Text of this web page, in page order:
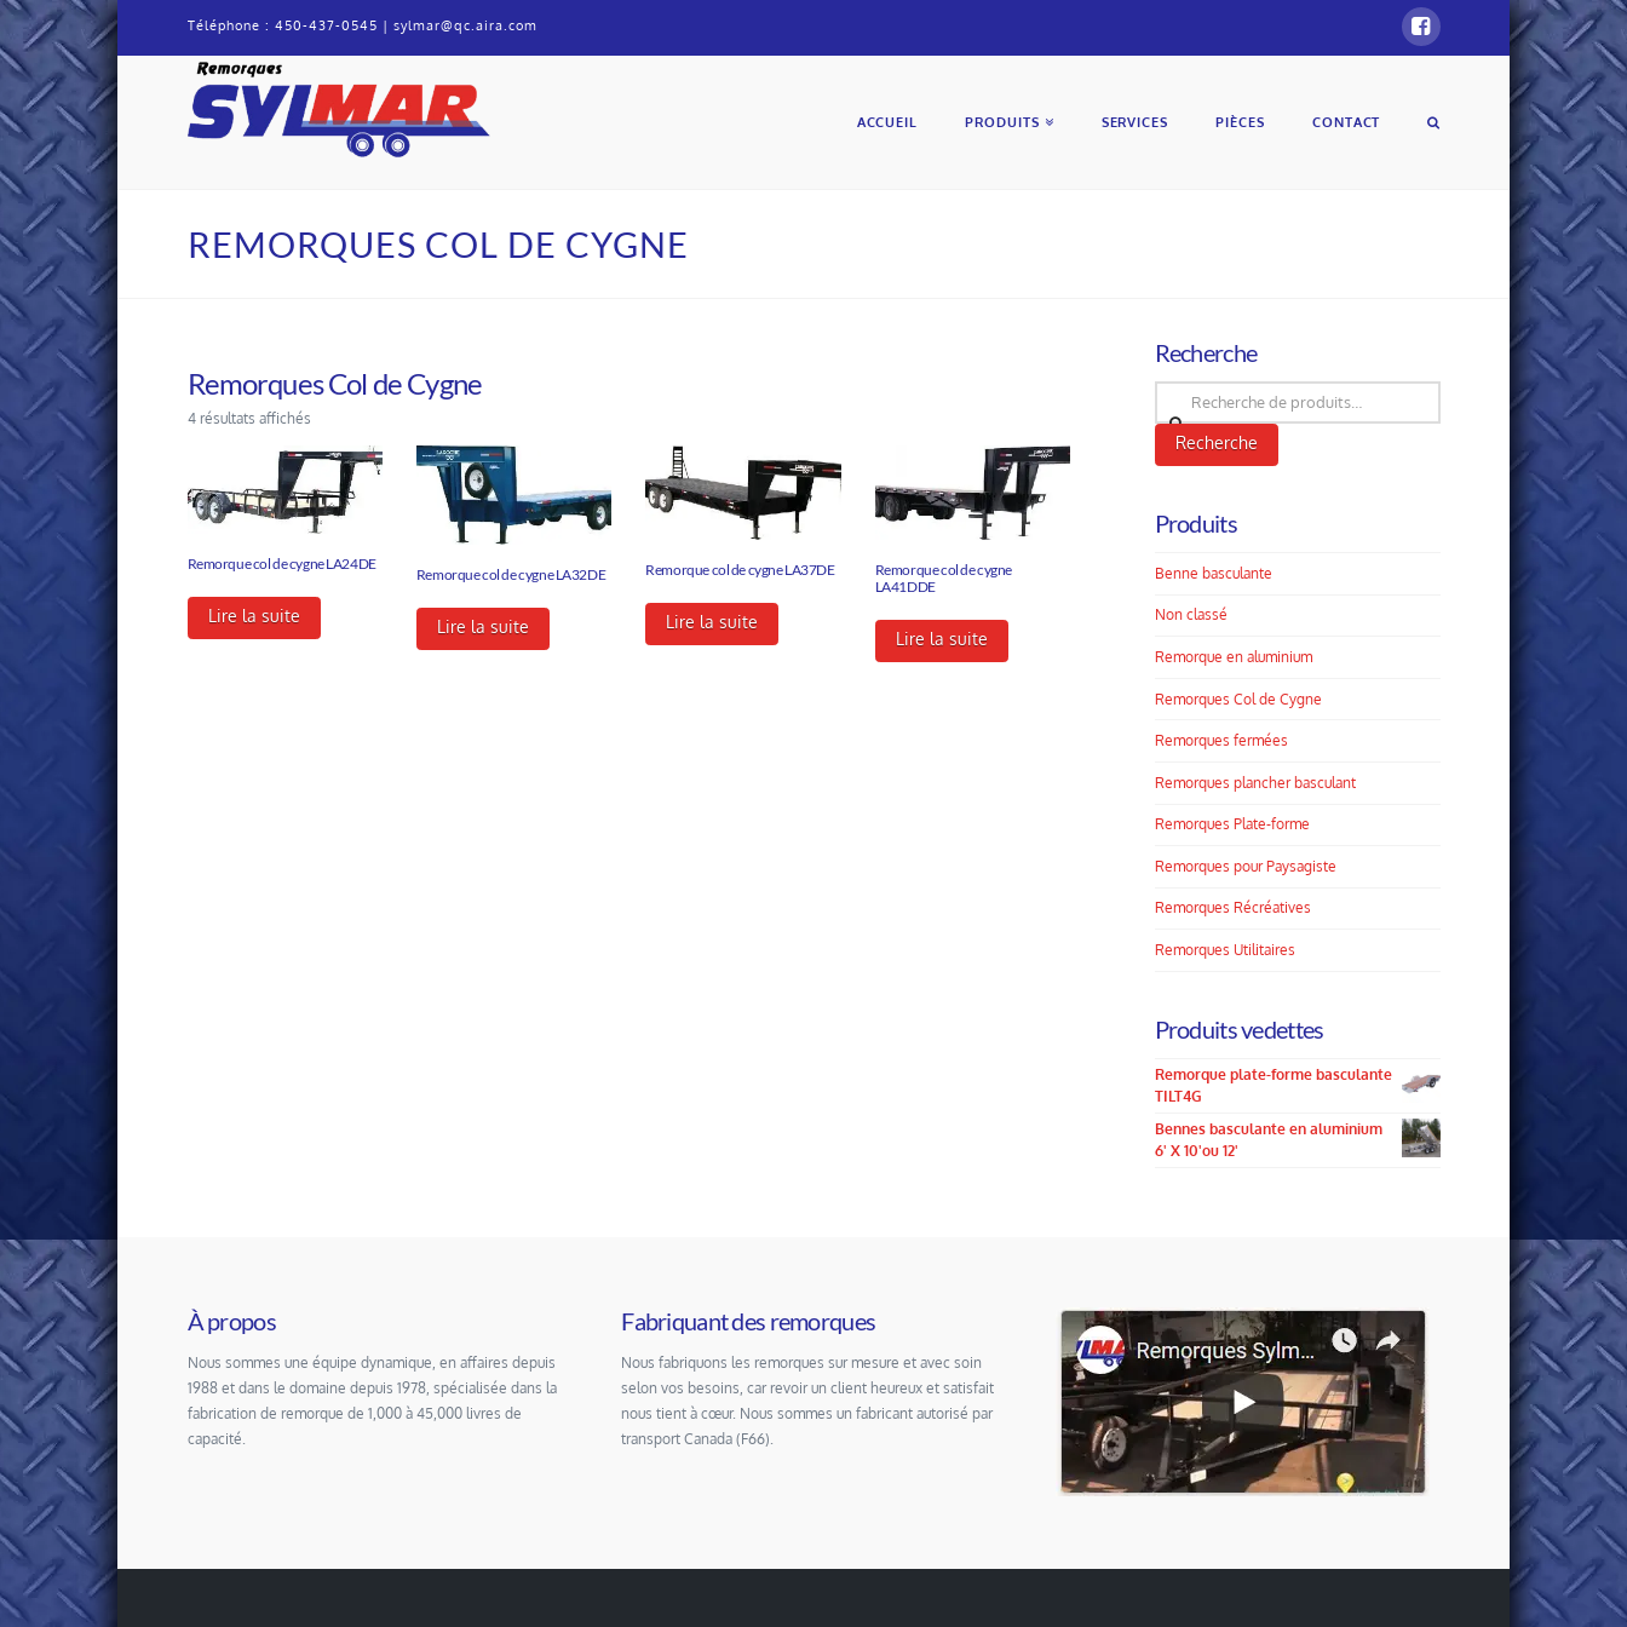
Téléphone : 450-437-0545 | sylmar@qc.aira.com
Remorque
Sylmar
ACCUEIL PRODUITS SERVICES PIÈCES CONTACT
REMORQUES COL DE CYGNE
Remorques Col de Cygne
4 résultats affichés
Remorque col de cygne LA24DE
Lire la suite
Remorque col de cygne LA32DE
Lire la suite
Remorque col de cygne LA37DE
Lire la suite
Remorque col de cygne
LA41DDE
Lire la suite
Recherche
Recherche
pour :
Recherche
Produits
Benne basculante
Non classé
Remorque en aluminium
Remorques Col de Cygne
Remorques fermées
Remorques plancher basculant
Remorques Plate­-forme
Remorques pour Paysagiste
Remorques Récréatives
Remorques Utilitaires
Produits vedettes
Remorque plate-forme basculante
TILT4G
Bennes basculante en aluminium
6' X 10'ou 12'
À propos
Nous sommes une équipe dynamique, en affaires depuis
1988 et dans le domaine depuis 1978, spécialisée dans la
fabrication de remorque de 1,000 à 45,000 livres de
capacité.
Fabriquant des remorques
Nous fabriquons les remorques sur mesure et avec soin
selon vos besoins, car revoir un client heureux et satisfait
nous tient à cœur. Nous sommes un fabricant autorisé par
transport Canada (F66).